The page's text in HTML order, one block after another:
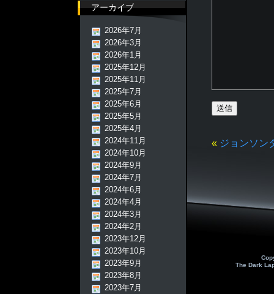
« ジョンソン
The Dark
アーカイブ
2026年7月
2026年3月
2026年1月
2025年12月
2025年11月
2025年7月
2025年6月
2025年5月
2025年4月
2024年11月
2024年10月
2024年9月
2024年7月
2024年6月
2024年4月
2024年3月
2024年2月
2023年12月
2023年10月
2023年9月
2023年8月
2023年7月